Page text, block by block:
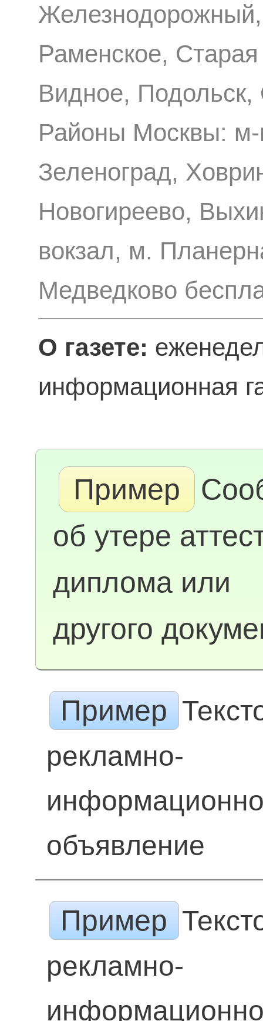
Раменское,
Видное,
Районы Москвы: м-
Зеленоград,
Новогиреево,
вокзал, м.
Медведково
О газете:
информационная
Пример
об утере
диплома или
другого
Пример
рекламно-
объявление
Пример
рекламно-